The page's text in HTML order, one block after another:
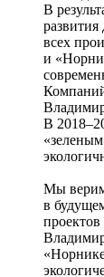
В
всех
и
В
Мы
в
проектов